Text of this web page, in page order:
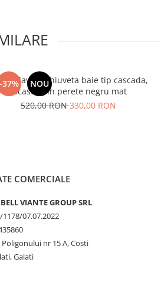
-37% NOU
lavoar chiuveta baie tip cascada,
incastrat in perete negru mat
520,00 RON330,00 RON
COMERCIALE
BELL VIANTE GROUP SRL
1178/07.07.2022
Poligonului nr 15 A, Costi
Galati